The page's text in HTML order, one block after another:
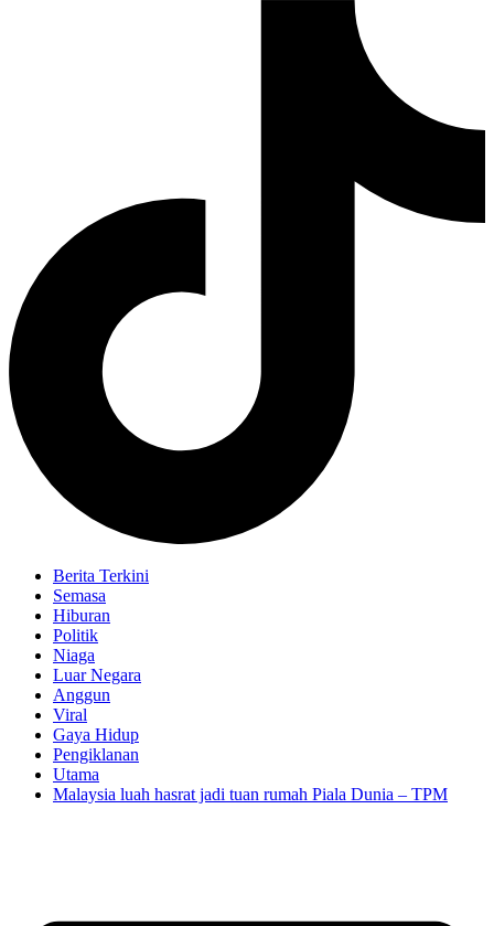
Berita Terkini
Semasa
Hiburan
Politik
Niaga
Luar Negara
Anggun
Viral
Gaya Hidup
Pengiklanan
Utama
Malaysia luah hasrat jadi tuan rumah Piala Dunia – TPM